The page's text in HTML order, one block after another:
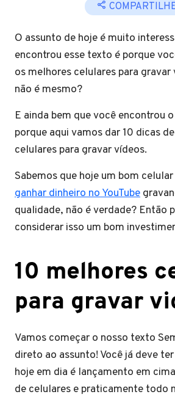
O assunto de hoje é muito
encontrou esse texto é porque
os melhores celulares para
não é mesmo?
E ainda bem que você encontrou
porque aqui vamos dar 10 dicas
celulares para gravar vídeos.
Sabemos que hoje um bom
ganhar dinheiro no YouTube
qualidade, não é verdade? Então
considerar isso um bom
10 melhores
para gravar
Vamos começar o nosso texto
direto ao assunto! Você já deve
hoje em dia é lançamento em
de celulares e praticamente todo